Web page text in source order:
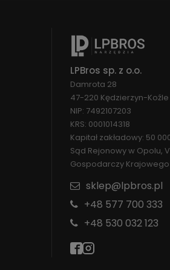
LPBros sp. z o.o.
Damrota 28
47-220 Kędzierzyn-Koźle
NIP: 7492107203
KRS: 0001014318
Kapitał zakładowy: 50
Sąd Rejonowy w Opolu,
Gospodarczy
sklep@lpbros.pl
+48 577 700 333
+48 530 032 123